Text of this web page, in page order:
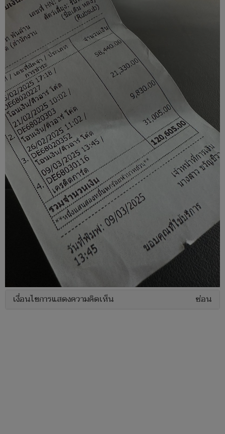
เงื่อนไขการแสดงความคิดเห็น ซ่อน